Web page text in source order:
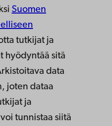
Suomen
tutkijat ja
hyödyntää sitä
data
joten dataa
ja
tunnistaa siitä